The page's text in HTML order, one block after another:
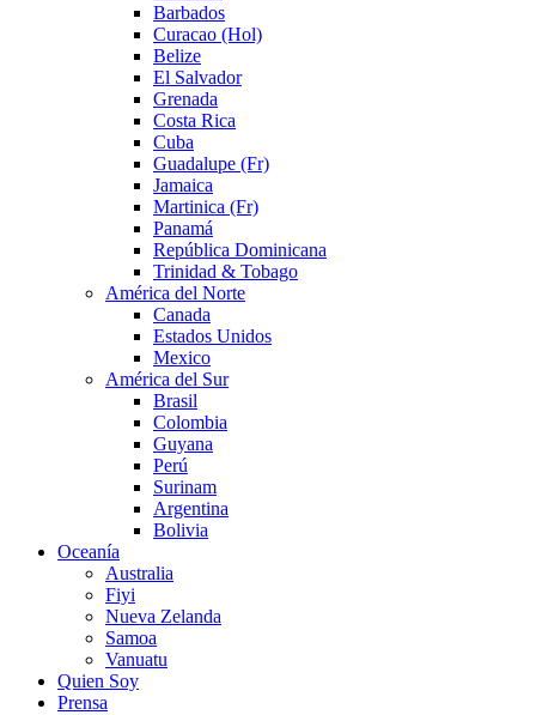
Barbados
Curacao (Hol)
Belize
El Salvador
Grenada
Costa Rica
Cuba
Guadalupe (Fr)
Jamaica
Martinica (Fr)
Panamá
República Dominicana
Trinidad & Tobago
América del Norte
Canada
Estados Unidos
Mexico
América del Sur
Brasil
Colombia
Guyana
Perú
Surinam
Argentina
Bolivia
Oceanía
Australia
Fiyi
Nueva Zelanda
Samoa
Vanuatu
Quien Soy
Prensa